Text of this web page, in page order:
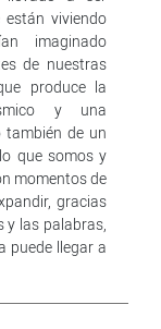
viviendo
imaginado
de nuestras
produce la
y una
también de un
que somos y
momentos de
gracias
y las palabras,
puede llegar a